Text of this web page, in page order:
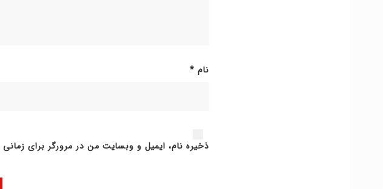
نام *
ذخیره نام، ایمیل و وبسایت من در مرورگر برای